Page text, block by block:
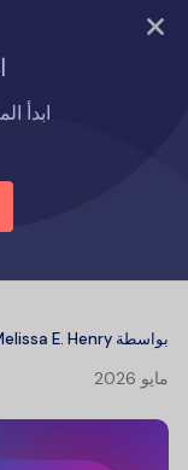
ابدأ
ما هي مخاطر إنستغرام
ما هي
بواسطة E. Henry
مايو 2026